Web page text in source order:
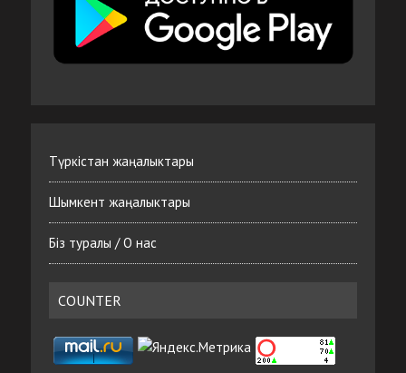
Түркістан жаңалыктары
Шымкент жаңалыктары
Біз туралы / О нас
COUNTER